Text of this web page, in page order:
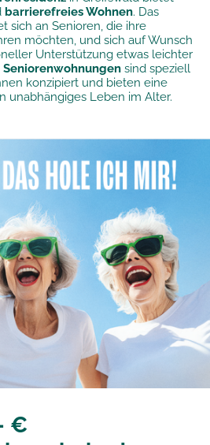
barrierefreies Wohnen. Das
sich an Senioren, die ihre
möchten, und sich auf Wunsch
Unterstützung etwas leichter
Seniorenwohnungen sind speziell
konzipiert und bieten eine
unabhängiges Leben im Alter.
€